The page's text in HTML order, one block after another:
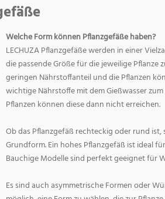
Welche Form können Pflanzgefäße haben?
LECHUZA Pflanzgefäße werden in einer
die passende Größe für die jeweilige
geringen Nährstoffanteil und die Pflanzen
wichtige Nährstoffe mit dem Gießwasser
Pflanzen können diese dann nicht erreichen.
Ob das Pflanzgefäß rechteckig oder rund
Grundform. Ein hohes Pflanzgefäß ist ideal
Bauchige Modelle sind perfekt geeignet für
Es sind auch asymmetrische Formen oder